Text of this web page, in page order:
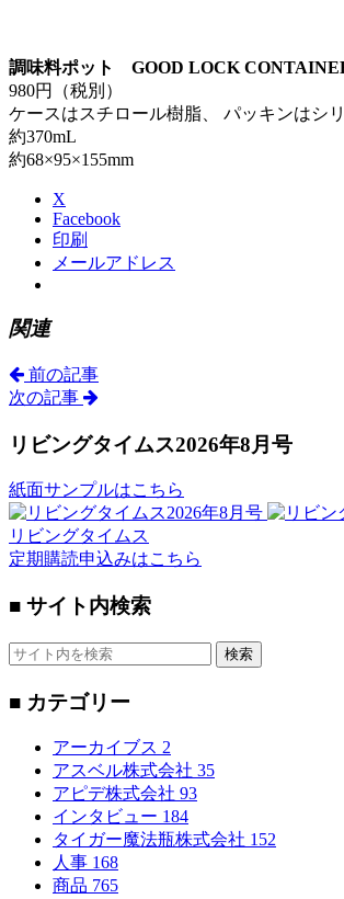
調味料ポット GOOD LOCK
980円（税別）
ケースはスチロール樹脂、 パッキンはシ
約370mL
約68×95×155mm
X
Facebook
印刷
メールアドレス
関連
前の記事
次の記事
リビングタイムス2026年8月号
紙面サンプルはこちら
リビングタイムス
定期購読申込みはこちら
■ サイト内検索
検索
■ カテゴリー
アーカイブス 2
アスベル株式会社 35
アピデ株式会社 93
インタビュー 184
タイガー魔法瓶株式会社 152
人事 168
商品 765